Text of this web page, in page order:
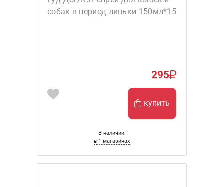
собак в период линьки 150мл*15
295
купить
В наличии:
в 1 магазинах